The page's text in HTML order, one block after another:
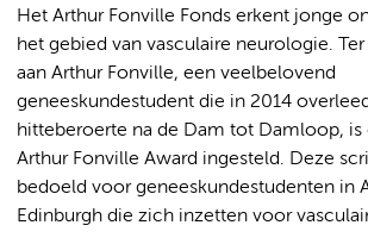
Het Arthur Fonville Fonds erkent jonge
het gebied van vasculaire neurologie.
aan Arthur Fonville, een veelbelovend
geneeskundestudent die in 2014
hitteberoerte na de Dam tot Damloop, is
Arthur Fonville Award ingesteld. Deze
bedoeld voor geneeskundestudenten in
Edinburgh die zich inzetten voor